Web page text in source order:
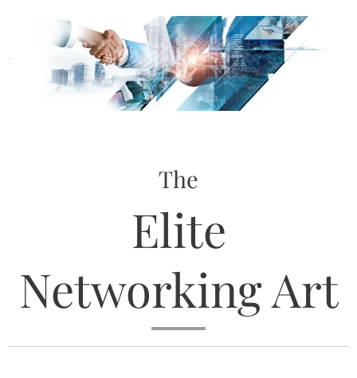
.
The
Elite
Networking Art